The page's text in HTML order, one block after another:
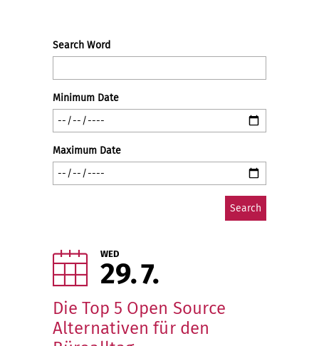
Search Word
Minimum Date
Maximum Date
WED
29 7
Die Top 5 Open Source
Alternativen für den